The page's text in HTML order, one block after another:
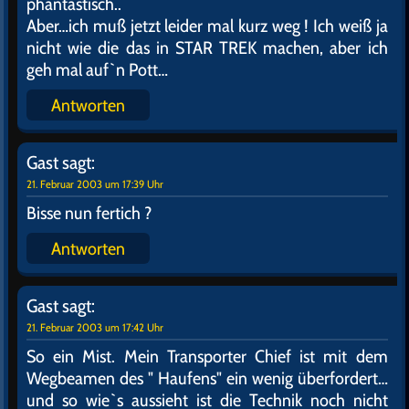
von BETA Z oder den von BETA carotin ? Oder ist es
gar der herrliche BETA Version ? Dann grüß mal
Antworten
Gastsagt:
21. Februar 2003 um 17:30 Uhr
Hallo
Nein ,er ist auch der Erfinder des BETA Test`s. War
vor seiner
Göttlichketsphase Gynäkologe auf
Zippellos III
Antworten
Gastsagt:
21. Februar 2003 um 17:33 Uhr